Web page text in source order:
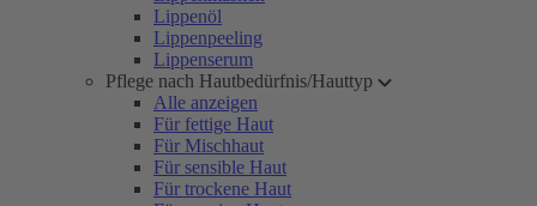
Lippenöl
Lippenpeeling
Lippenserum
Pflege nach Hautbedürfnis/Hauttyp
Alle anzeigen
Für fettige Haut
Für Mischhaut
Für sensible Haut
Für trockene Haut